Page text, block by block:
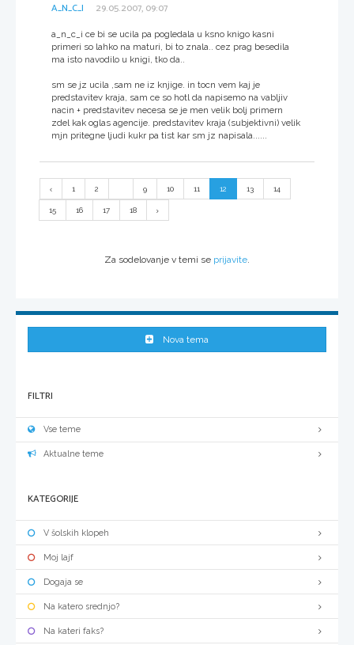
A_N_C_I 29.05.2007, 09:07
a_n_c_i ce bi se ucila pa pogledala u ksno knigo kasni
primeri so lahko na maturi, bi to znala.. cez prag besedila
ma isto navodilo u knigi, tko da..
sm se jz ucila ,sam ne iz knjige. in tocn vem kaj je
predstavitev kraja, sam ce so hotl da napisemo na vabljiv
nacin + predstavitev necesa se je men velik bolj primern
zdel kak oglas agencije. predstavitev kraja (subjektivni) velik
mjn pritegne ljudi kukr pa tist kar sm jz napisala......
1 2 9 10 11 12 13 14
15 16 17 18
Za sodelovanje v temi se prijavite
Nova tema
FILTRI
Vse teme
Aktualne teme
KATEGORIJE
V šolskih klopeh
Moj lajf
Dogaja se
Na katero srednjo?
Na kateri faks?